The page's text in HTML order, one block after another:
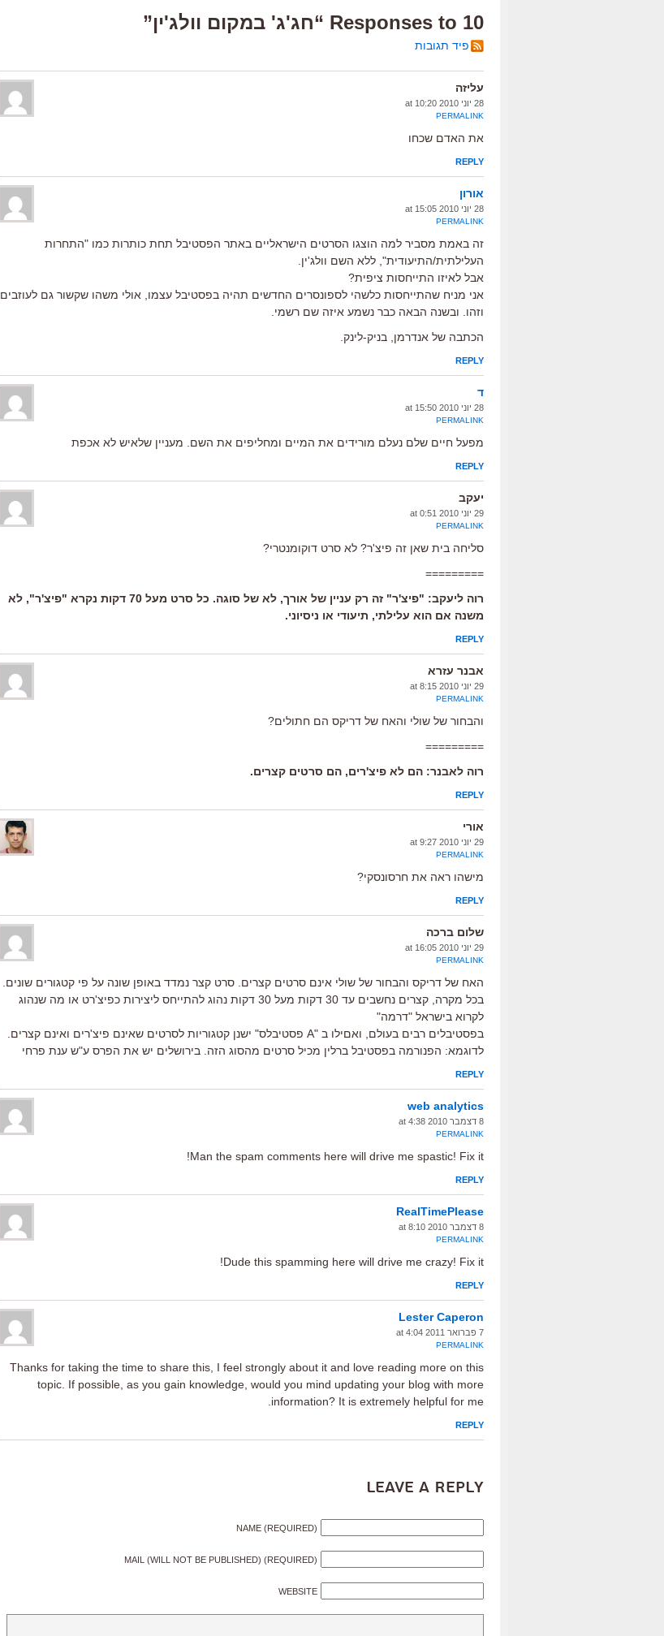
10 Responses to “חג'ג' במקום וולג'ין”
פיד תגובות
עליזה
28 יוני 2010 at 10:20
PERMALINK
את האדם שכחו
REPLY
אורון
28 יוני 2010 at 15:05
PERMALINK
זה באמת מסביר למה הוצגו הסרטים הישראליים באתר הפסטיבל תחת כותרות כמו "התחרות
העלילתית/התיעודית", ללא השם וולג'ין.
אבל לאיזו התייחסות ציפית?
אני מניח שהתייחסות כלשהי לספונסרים החדשים תהיה בפסטיבל עצמו, אולי משהו שקשור גם לעוזבים
וזהו. ובשנה הבאה כבר נשמע איזה שם רשמי.
הכתבה של אנדרמן, בניק-לינק.
REPLY
ד
28 יוני 2010 at 15:50
PERMALINK
מפעל חיים שלם נעלם מורידים את המיים ומחליפים את השם. מעניין שלאיש לא אכפת
REPLY
יעקב
29 יוני 2010 at 0:51
PERMALINK
סליחה בית שאן זה פיצ'ר? לא סרט דוקומנטרי?
=========
רוה ליעקב: "פיצ'ר" זה רק עניין של אורך, לא של סוגה. כל סרט מעל 70 דקות נקרא "פיצ'ר", לא
משנה אם הוא עלילתי, תיעודי או ניסיוני.
REPLY
אבנר עזרא
29 יוני 2010 at 8:15
PERMALINK
והבחור של שולי והאח של דריקס הם חתולים?
=========
רוה לאבנר: הם לא פיצ'רים, הם סרטים קצרים.
REPLY
אורי
29 יוני 2010 at 9:27
PERMALINK
מישהו ראה את חרסונסקי?
REPLY
שלום ברכה
29 יוני 2010 at 16:05
PERMALINK
האח של דריקס והבחור של שולי אינם סרטים קצרים. סרט קצר נמדד באופן שונה על פי קטגורים שונים.
בכל מקרה, קצרים נחשבים עד 30 דקות מעל 30 דקות נהוג להתייחס ליצירות כפיצ'רט או מה שנהוג
לקרוא בישראל "דרמה"
בפסטיבלים רבים בעולם, ואםילו ב "A פסטיבלס" ישנן קטגוריות לסרטים שאינם פיצ'רים ואינם קצרים.
לדוגמא: הפנורמה בפסטיבל ברלין מכיל סרטים מהסוג הזה. בירושלים יש את הפרס ע"ש ענת פרחי
REPLY
web analytics
8 דצמבר 2010 at 4:38
PERMALINK
Man the spam comments here will drive me spastic! Fix it!
REPLY
RealTimePlease
8 דצמבר 2010 at 8:10
PERMALINK
Dude this spamming here will drive me crazy! Fix it!
REPLY
Lester Caperon
7 פברואר 2011 at 4:04
PERMALINK
Thanks for taking the time to share this, I feel strongly about it and love reading more on this
topic. If possible, as you gain knowledge, would you mind updating your blog with more
information? It is extremely helpful for me.
REPLY
Leave a Reply
NAME (REQUIRED)
MAIL (WILL NOT BE PUBLISHED) (REQUIRED)
WEBSITE